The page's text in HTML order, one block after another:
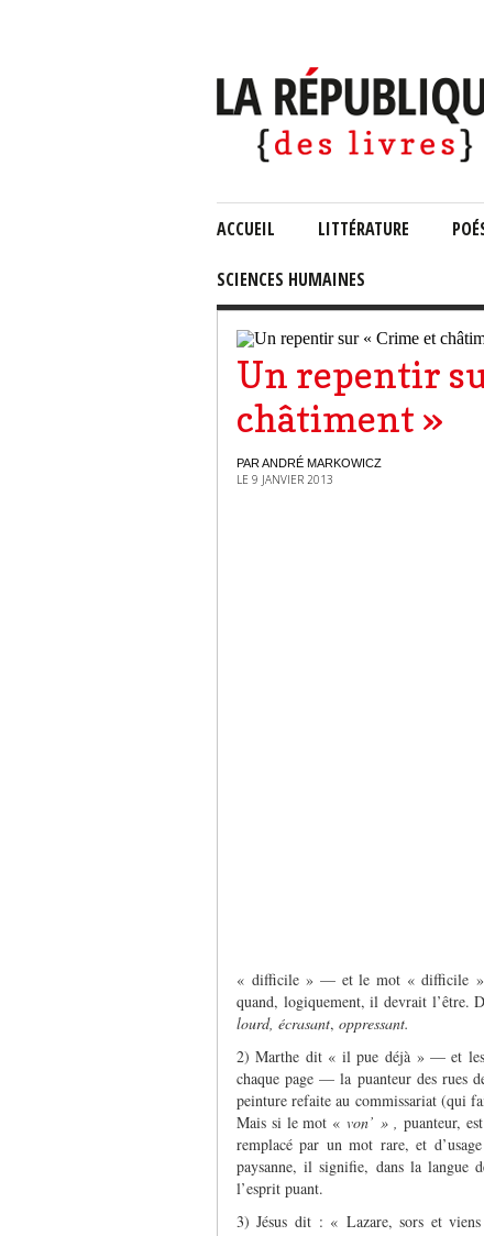
ACCUEIL LITTÉRATURE
SCIENCES HUMAINES
Un repentir
châtiment »
PAR ANDRÉ MARKOWICZ
LE 9 JANVIER 2013
« difficile » — et le mot « difficile
quand, logiquement, il devrait l’être.
lourd, écrasant, oppressant.
2) Marthe dit « il pue déjà » — et les
chaque page — la puanteur des rues
peinture refaite au commissariat (qui
Mais si le mot « von’ » , puanteur,
remplacé par un mot rare, et
paysanne, il signifie, dans la langue
l’esprit puant.
3) Jésus dit : « Lazare, sors et